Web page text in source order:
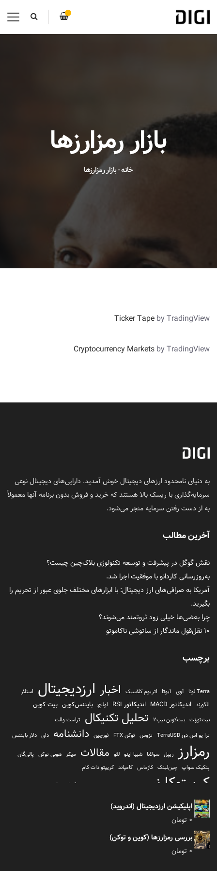
بازار رمزارزها
خانه-بازار رمزارزها
Ticker Tapeby TradingView
Cryptocurrency Marketsby TradingView
به دنیای نامحدود ارزهای دیجیتال خوش آمدید. دارایی‌های دیجیتال نوعی
سرمایه‌گذاری با ریسک بالا هستند که خرید و فروش بدون برنامه آنها معمولاً
به از دست رفتن سرمایه منجر می‌شود.
آخرین مطالب
نقش گوگل در پیشرفت و توسعه تکنولوژی بلاک‌چین چیست؟
به‌روزرسانی کاردانو با موفقیت اجرا شد.
آمریکا به صرافی‌های ارز دیجیتال: با ابزارهای مختلف جلوی عبور از تحریم را
بگیرید.
چرا بعضی‌ها خیلی زود ثروتمند می‌شوند؟
۱۰ نقل‌قول ماندگار از ساتوشی ناکاموتو
برچسب
Terra لونا آوی آیوتا اتریوم کلاسیک اخبار ارزدیجیتال
استلار
الگورند اندیکاتور MACD اندیکاتور RSI اولنچ بایننس‌کوین بیت کوین
بیت‌تورنت بیت‌کوین بیپ2 تحلیل تکنیکال
تراست والت
ترا یو اس دی TerraUSD
تزوس توکن FTX ثورچین دانشنامه دای دلار بایننس
رمزارز ریپل سولانا شیبا اینو لئو مقالات میکر هوبی توکن پالی‌گان
پنکیک سواپ چین‌لینک کازماس کامپاند کریپتو دات کام
کریپتوکارنسی کیف پول
کیف پول تراست والت
اپلیکیشن ارزدیجیتال (اندروید)
0 تومان
بررسی رمزارزها (کوین و توکن)
0 تومان